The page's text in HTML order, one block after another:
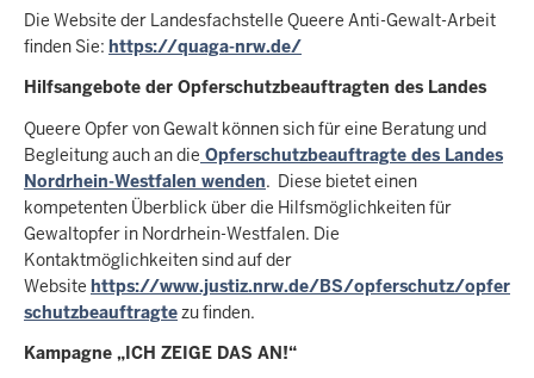
Die Website der Landesfachstelle Queere Anti-Gewalt-Arbeit
finden Sie: https://quaga-nrw.de/
Hilfsangebote der Opferschutzbeauftragten des Landes
Queere Opfer von Gewalt können sich für eine Beratung und
Begleitung auch an die Opferschutzbeauftragte des Landes
Nordrhein-Westfalen wenden. Diese bietet einen
kompetenten Überblick über die Hilfsmöglichkeiten für
Gewaltopfer in Nordrhein-Westfalen. Die
Kontaktmöglichkeiten sind auf der
Website https://www.justiz.nrw.de/BS/opferschutz/opfer
schutzbeauftragtezu finden.
Kampagne „ICH ZEIGE DAS AN!“